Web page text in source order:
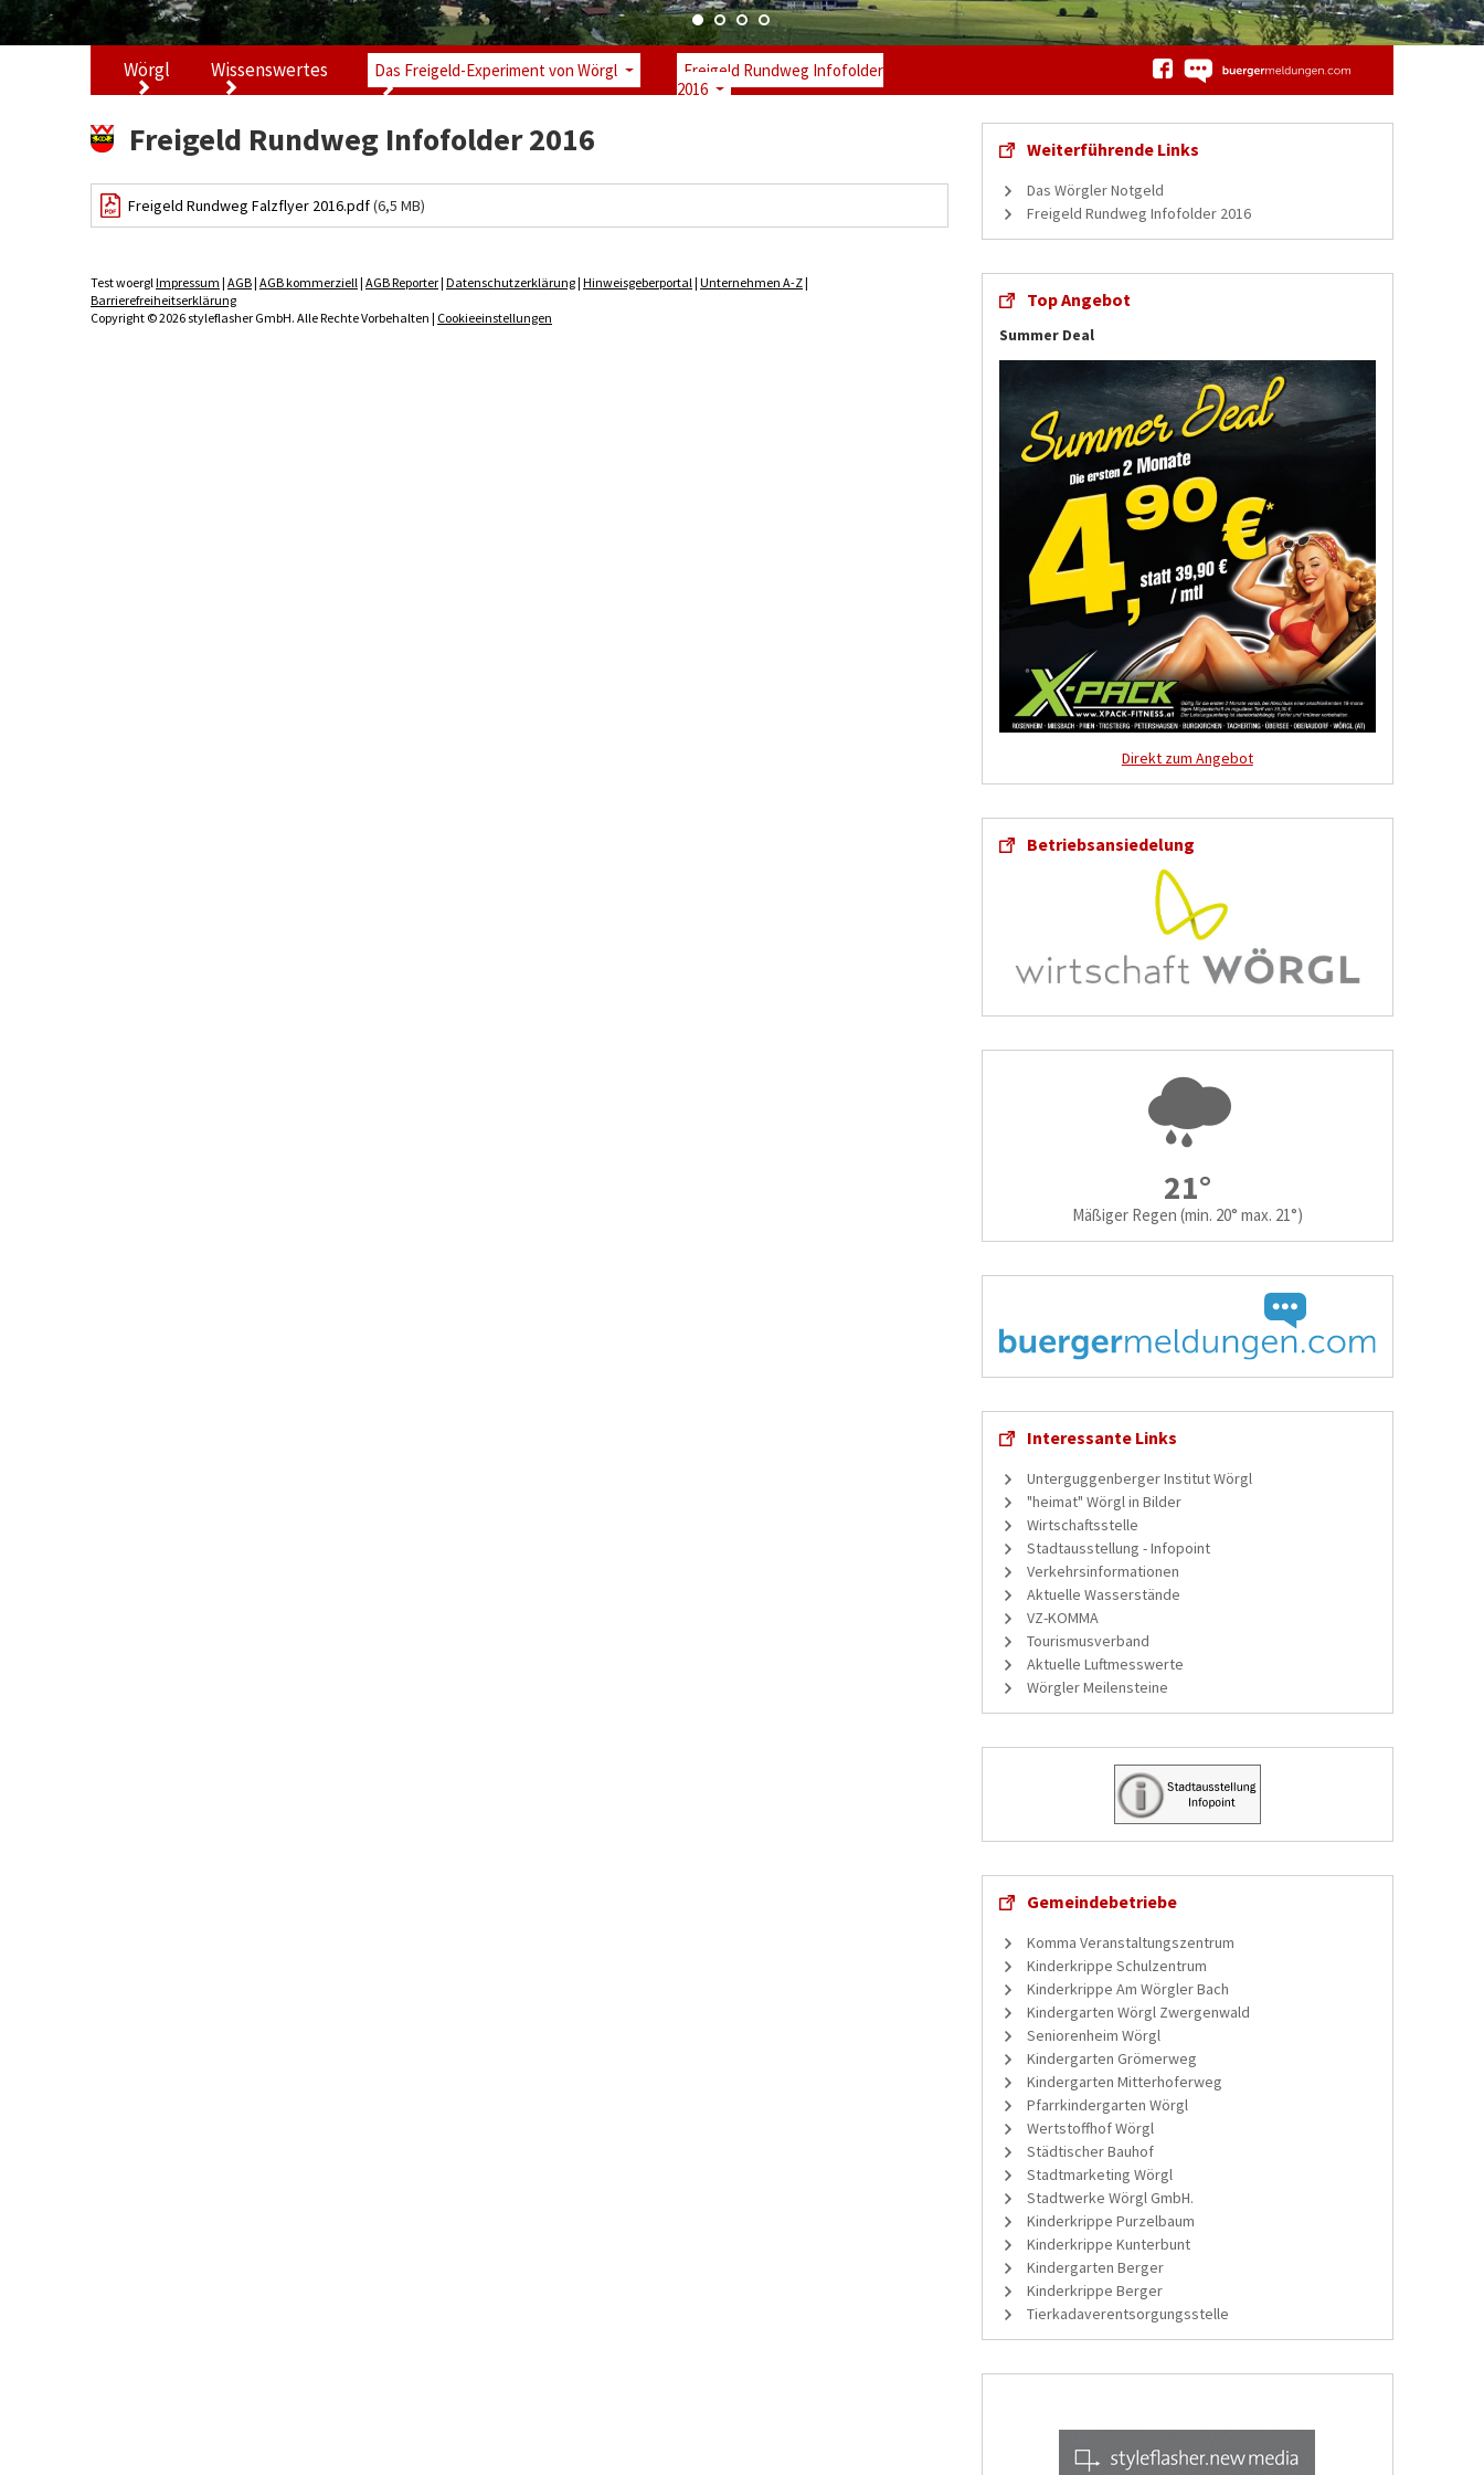
Wörgl Wissenswertes Das Freigeld-Experiment von Wörgl
Freigeld Rundweg Infofolder
2016
Freigeld Rundweg Infofolder 2016
Freigeld Rundweg Falzflyer 2016.pdf(6,5 MB)
Test woerglImpressum | AGB| AGB kommerziell| AGB Reporter| Datenschutzerklärung| Hinweisgeberportal| Unternehmen A-Z|
Barrierefreiheitserklärung
Copyright © 2026 styleflasher GmbH. Alle Rechte Vorbehalten | Cookieeinstellungen
Weiterführende Links
Das Wörgler Notgeld
Freigeld Rundweg Infofolder 2016
Top Angebot
Summer Deal
Direkt zum Angebot
Betriebsansiedelung
21°
Mäßiger Regen (min. 20° max. 21°)
Interessante Links
Unterguggenberger Institut Wörgl
"heimat" Wörgl in Bilder
Wirtschaftsstelle
Stadtausstellung - Infopoint
Verkehrsinformationen
Aktuelle Wasserstände
VZ-KOMMA
Tourismusverband
Aktuelle Luftmesswerte
Wörgler Meilensteine
Gemeindebetriebe
Komma Veranstaltungszentrum
Kinderkrippe Schulzentrum
Kinderkrippe Am Wörgler Bach
Kindergarten Wörgl Zwergenwald
Seniorenheim Wörgl
Kindergarten Grömerweg
Kindergarten Mitterhoferweg
Pfarrkindergarten Wörgl
Wertstoffhof Wörgl
Städtischer Bauhof
Stadtmarketing Wörgl
Stadtwerke Wörgl GmbH.
Kinderkrippe Purzelbaum
Kinderkrippe Kunterbunt
Kindergarten Berger
Kinderkrippe Berger
Tierkadaverentsorgungsstelle